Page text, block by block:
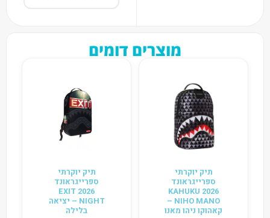
מוצרים דומים
תיק יוקרתי
ספרייגראונד
2026 KAHUKU
NIHO MANO –
קאהוקו ניהו מאנו
תיק יוקרתי
ספרייגראונד
2026 EXIT
NIGHT – יציאה
בלילה